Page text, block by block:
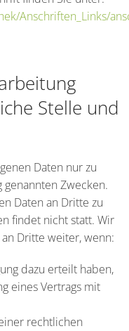
Anschriften_Links/
Stelle und
Daten nur zu
Zwecken.
Daten an Dritte zu
findet nicht statt. Wir
Dritte weiter, wenn:
dazu erteilt haben,
eines Vertrags mit
rechtlichen